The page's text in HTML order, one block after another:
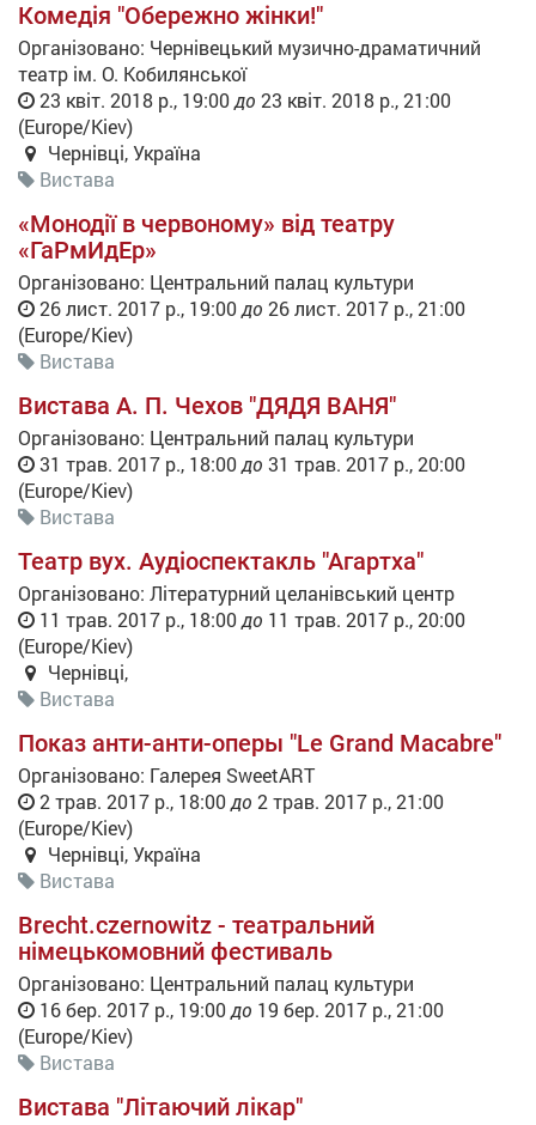
Комедія "Обережно жінки!"
Організовано: Чернівецький музично-драматичний
театр ім. О. Кобилянської
23 квіт. 2018 р., 19:00до 23 квіт. 2018 р., 21:00
(Europe/Kiev)
Чернівці,Україна
Вистава
«Монодії в червоному» від театру
«ГаРмИдЕр»
Організовано: Центральний палац культури
26 лист. 2017 р., 19:00до 26 лист. 2017 р., 21:00
(Europe/Kiev)
Вистава
Вистава А. П. Чехов "ДЯДЯ ВАНЯ"
Організовано: Центральний палац культури
31 трав. 2017 р., 18:00до 31 трав. 2017 р., 20:00
(Europe/Kiev)
Вистава
Театр вух. Аудіоспектакль "Агартха"
Організовано: Літературний целанівський центр
11 трав. 2017 р., 18:00до 11 трав. 2017 р., 20:00
(Europe/Kiev)
Чернівці,
Вистава
Показ анти-анти-оперы "Le Grand Macabre"
Організовано: Галерея SweetART
2 трав. 2017 р., 18:00до 2 трав. 2017 р., 21:00
(Europe/Kiev)
Чернівці,Україна
Вистава
Brecht.czernowitz - театральний
німецькомовний фестиваль
Організовано: Центральний палац культури
16 бер. 2017 р., 19:00до 19 бер. 2017 р., 21:00
(Europe/Kiev)
Вистава
Вистава "Літаючий лікар"